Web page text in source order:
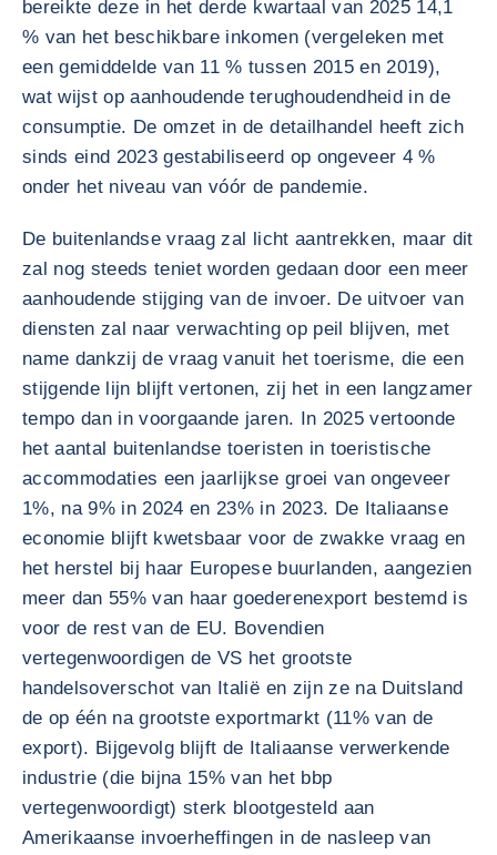
bereikte deze in het derde kwartaal van 2025 14,1
% van het beschikbare inkomen (vergeleken met
een gemiddelde van 11 % tussen 2015 en 2019),
wat wijst op aanhoudende terughoudendheid in de
consumptie. De omzet in de detailhandel heeft zich
sinds eind 2023 gestabiliseerd op ongeveer 4 %
onder het niveau van vóór de pandemie.
De buitenlandse vraag zal licht aantrekken, maar dit
zal nog steeds teniet worden gedaan door een meer
aanhoudende stijging van de invoer. De uitvoer van
diensten zal naar verwachting op peil blijven, met
name dankzij de vraag vanuit het toerisme, die een
stijgende lijn blijft vertonen, zij het in een langzamer
tempo dan in voorgaande jaren. In 2025 vertoonde
het aantal buitenlandse toeristen in toeristische
accommodaties een jaarlijkse groei van ongeveer
1%, na 9% in 2024 en 23% in 2023. De Italiaanse
economie blijft kwetsbaar voor de zwakke vraag en
het herstel bij haar Europese buurlanden, aangezien
meer dan 55% van haar goederenexport bestemd is
voor de rest van de EU. Bovendien
vertegenwoordigen de VS het grootste
handelsoverschot van Italië en zijn ze na Duitsland
de op één na grootste exportmarkt (11% van de
export). Bijgevolg blijft de Italiaanse verwerkende
industrie (die bijna 15% van het bbp
vertegenwoordigt) sterk blootgesteld aan
Amerikaanse invoerheffingen in de nasleep van